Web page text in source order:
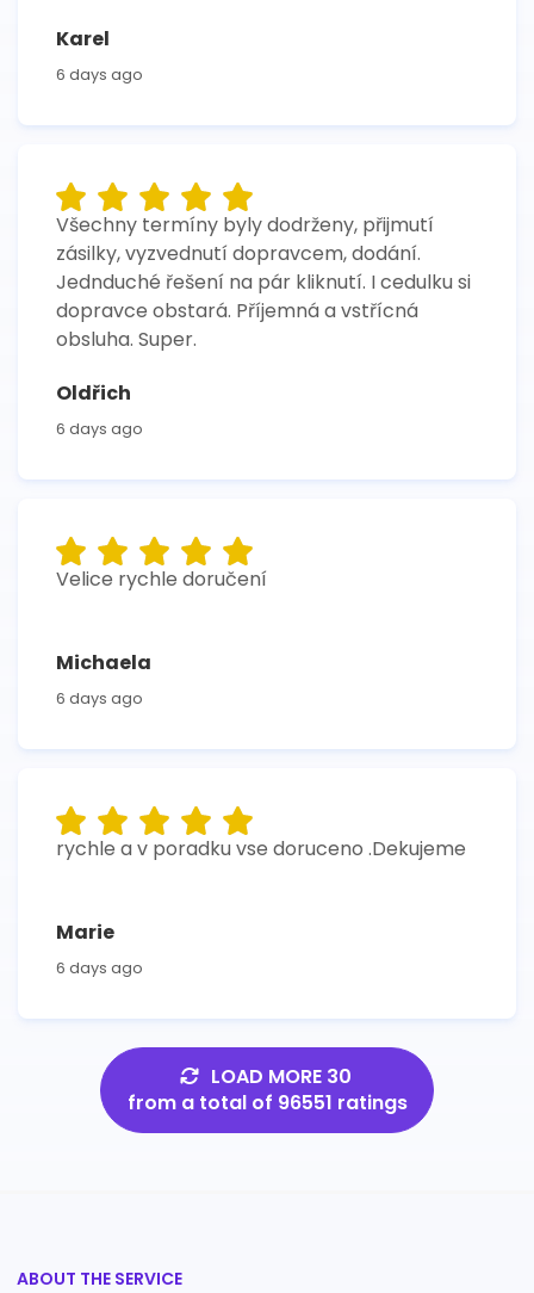
Karel
6 days ago
Všechny termíny byly dodrženy, přijmutí
zásilky, vyzvednutí dopravcem, dodání.
Jednduché řešení na pár kliknutí. I cedulku si
dopravce obstará. Příjemná a vstřícná
obsluha. Super.
Oldřich
6 days ago
Velice rychle doručení
Michaela
6 days ago
rychle a v poradku vse doruceno .Dekujeme
Marie
6 days ago
LOAD MORE 30
from a total of 96551 ratings
ABOUT THE SERVICE